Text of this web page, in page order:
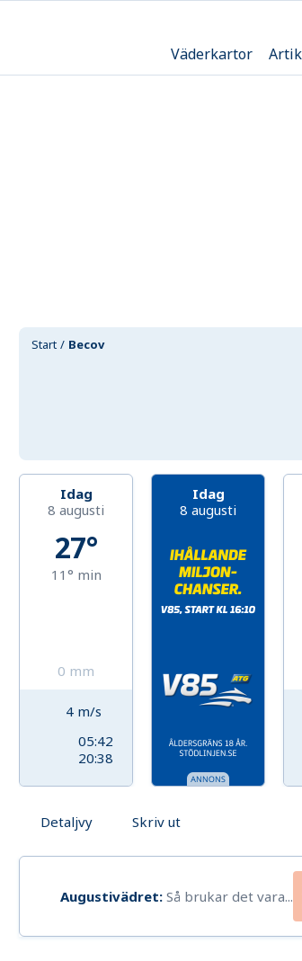
Väderkartor
Start Becov
Idag
8 augusti
27°
11° min
0 mm
4 m/s
05:42
20:38
Idag
8 augusti
Detaljvy Skriv ut
Augustivädret: Så brukar det vara...